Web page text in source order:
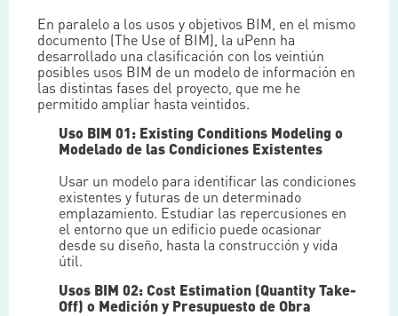
En paralelo a los usos y objetivos BIM, en el mismo
documento (The Use of BIM), la uPenn ha
desarrollado una clasificación con los veintiún
posibles usos BIM de un modelo de información en
las distintas fases del proyecto, que me he
permitido ampliar hasta veintidos.
Uso BIM 01: Existing Conditions Modeling o
Modelado de las Condiciones Existentes
Usar un modelo para identificar las condiciones
existentes y futuras de un determinado
emplazamiento. Estudiar las repercusiones en
el entorno que un edificio puede ocasionar
desde su diseño, hasta la construcción y vida
útil.
Usos BIM 02: Cost Estimation (Quantity Take-
Off) o Medición y Presupuesto de Obra